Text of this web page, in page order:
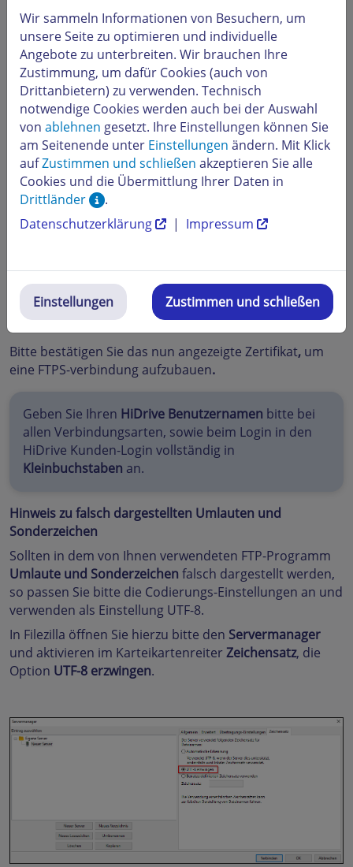
Für die Nutzung vonFTPSin FileZilla öffnen Sie bitte den
Servermanagerunter Datei.
Tragen Sie die angeforderten Daten ein und wählen Sie
bei Verschlüsselungexplizites FTP über TLS erfordern.
Bitte bestätigen Sie das nun angezeigte Zertifikat, um
eine FTPS-verbindung aufzubauen.
Geben Sie Ihren HiDrive Benutzernamen bitte bei
allen Verbindungsarten, sowie beim Login in den
HiDrive Kunden-Login vollständig in
Kleinbuchstaben an.
Hinweis zu falsch dargestellten Umlauten und
Sonderzeichen
Sollten in dem von Ihnen verwendeten FTP-Programm
Umlaute und Sonderzeichen falsch dargestellt werden,
so passen Sie bitte die Codierungs-Einstellungen an und
verwenden als Einstellung UTF-8.
In Filezilla öffnen Sie hierzu bitte den Servermanager
und aktivieren im Karteikartenreiter Zeichensatz, die
Option UTF-8 erzwingen.
Wir sammeln Informationen von Besuchern, um
unsere Seite zu optimieren und individuelle
Angebote zu unterbreiten. Wir brauchen Ihre
Zustimmung, um dafür Cookies (auch von
Drittanbietern) zu verwenden. Technisch
notwendige Cookies werden auch bei der Auswahl
von ablehnen gesetzt. Ihre Einstellungen können Sie
am Seitenende unter Einstellungen ändern. Mit Klick
aufZustimmen und schließen akzeptieren Sie alle
Cookies und die Übermittlung Ihrer Daten in
Drittländer
.
Datenschutzerklärung
| Impressum
Einstellungen Zustimmen und schließen